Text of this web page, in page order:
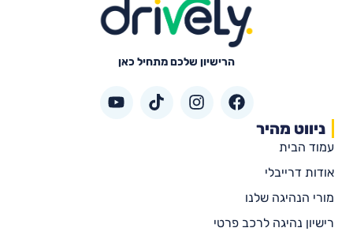
הרישיון שלכם מתחיל כאן
ניווט מהיר
עמוד הבית
אודות דרייבלי
מורי הנהיגה שלנו
רישיון נהיגה לרכב פרטי